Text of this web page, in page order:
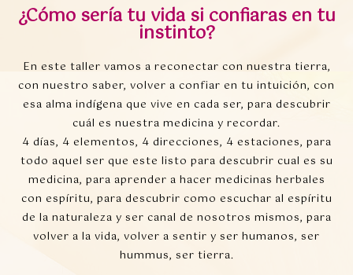
¿Cómo sería tu vida si confiaras en tu
instinto?
En este taller vamos a reconectar con nuestra tierra,
con nuestro saber, volver a confiar en tu intuición, con
esa alma indígena que vive en cada ser, para descubrir
cuál es nuestra medicina y recordar.
4 días, 4 elementos, 4 direcciones, 4 estaciones, para
todo aquel ser que este listo para descubrir cual es su
medicina, para aprender a hacer medicinas herbales
con espíritu, para descubrir como escuchar al espíritu
de la naturaleza y ser canal de nosotros mismos, para
volver a la vida, volver a sentir y ser humanos, ser
hummus, ser tierra.